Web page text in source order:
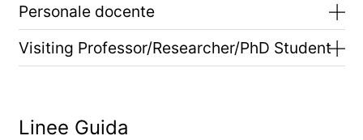
Personale docente
Visiting Professor/Researcher/PhD Student
Linee Guida